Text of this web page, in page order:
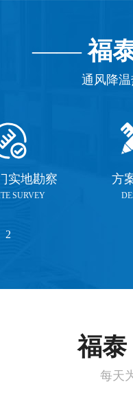
——福
通风降
实地勘察
SURVEY
2
方
福泰
每天